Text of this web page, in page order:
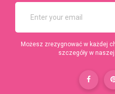
Możesz zrezygnować w każdej
szczegóły w